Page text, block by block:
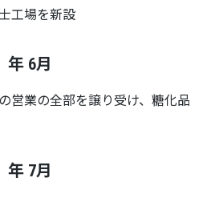
工場を新設
年 6月
営業の全部を譲り受け、糖化品
年 7月